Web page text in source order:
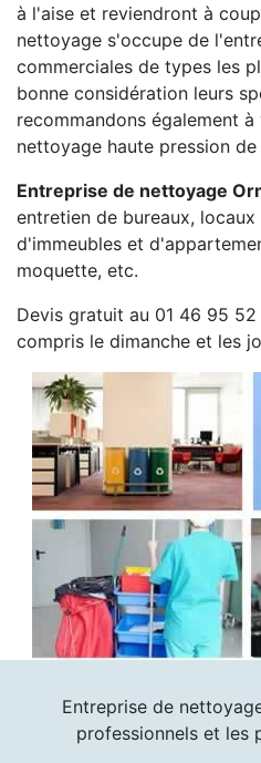
à l'aise et reviendront à
nettoyage s'occupe de
commerciales de types les
bonne considération leurs
recommandons également
nettoyage haute pression
Entreprise de nettoyage
entretien de bureaux, locaux
d'immeubles et
moquette, etc.
Devis gratuit au 01 46 95
compris le dimanche et les
Entreprise de
professionnels et les